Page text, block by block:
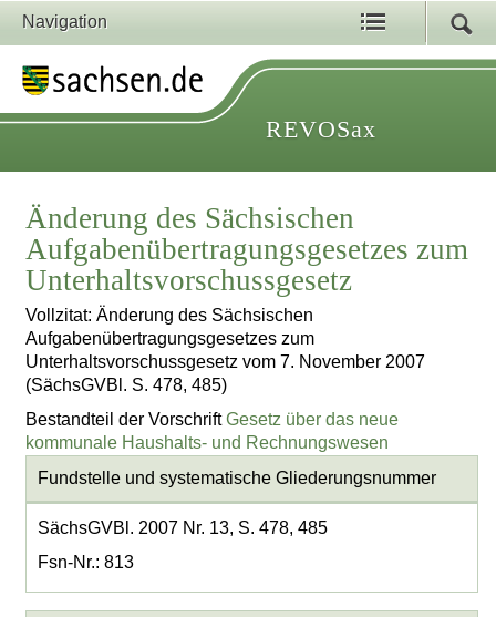
Navigation
REVOSax
Änderung des Sächsischen
Aufgabenübertragungsgesetzes zum
Unterhaltsvorschussgesetz
Vollzitat: Änderung des Sächsischen
Aufgabenübertragungsgesetzes zum
Unterhaltsvorschussgesetz vom 7. November 2007
(SächsGVBl. S. 478, 485)
Bestandteil der VorschriftGesetz über das neue
kommunale Haushalts- und Rechnungswesen
Fundstelle und systematische Gliederungsnummer
SächsGVBl. 2007 Nr. 13, S. 478, 485
Fsn-Nr.: 813